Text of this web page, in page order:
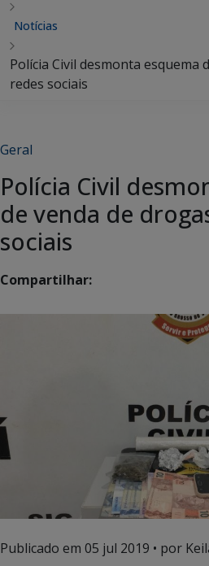
Notícias
Polícia Civil desmonta esquema
redes sociais
Geral
Polícia Civil
de venda de
sociais
Compartilhar:
Publicado em 05 jul 2019 • por